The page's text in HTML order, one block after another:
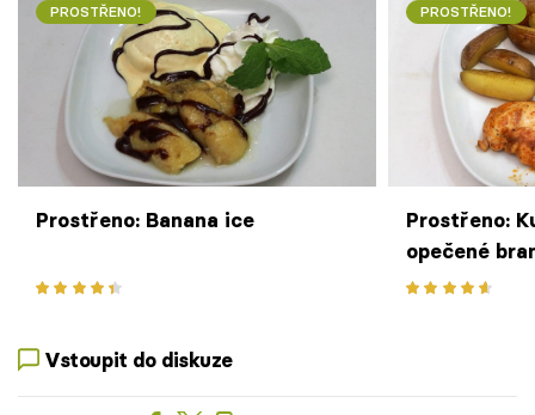
PROSTŘENO!
Prostřeno: Banana ice
PROSTŘENO!
Prostřeno:
opečené
omáčka
Vstoupit do diskuze